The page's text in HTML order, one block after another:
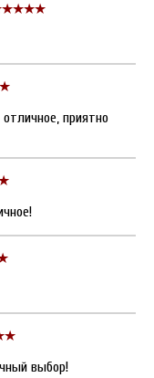
приятно
выбор!